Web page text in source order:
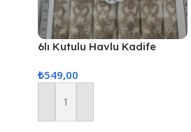
6lı Kutulu Havlu Kadife
₺549,00
Sepete Ekle